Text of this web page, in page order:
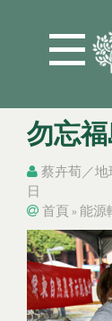
勿忘
蔡卉荀／
日
您在這裡
首頁 » 能源
您在這裡